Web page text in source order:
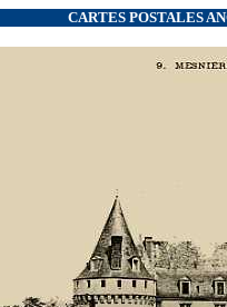
CARTES POSTALES